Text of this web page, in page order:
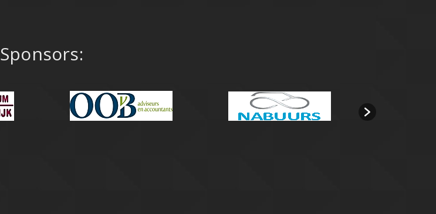
Sponsors: